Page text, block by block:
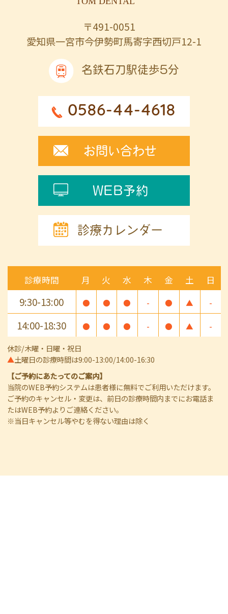
〒491-0051
愛知県一宮市今伊勢町馬寄字西切戸12-1
名鉄石刀駅徒歩5分
0586-44-4618
お問い合わせ
WEB予約
診療カレンダー
診療時間 月 火 水 木 金 土 日
9:30-13:00 ● ● ● - ● ▲ -
14:00-18:30 ● ● ● - ● ▲ -
休診/木曜・日曜・祝日
▲土曜日の診療時間は9:00-13:00/14:00-16:30
【ご予約にあたってのご案内】
当院のWEB予約システムは患者様に無料でご利用いただけます。
ご予約のキャンセル・変更は、前日の診療時間内までにお電話ま
たはWEB予約よりご連絡ください。
※当日キャンセル等やむを得ない理由は除く